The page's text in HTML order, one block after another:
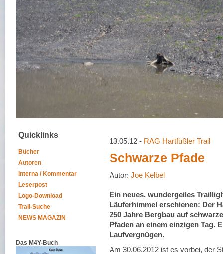
Quicklinks
Bücher
Autoren
Interna / Kommentar
Leserpost
Logo-Download
Trail-Suche
NEWS MAGAZIN
Das M4Y-Buch
13.05.12 - RAG Hartfüßler Trail
Schwarze Pfade
Autor: Joe Kelbel
Ein neues, wundergeiles
Läuferhimmel erschienen: Der
250 Jahre Bergbau auf
Pfaden an einem einzigen Tag.
Laufvergnügen.
Am 30.06.2012 ist es vorbei, der